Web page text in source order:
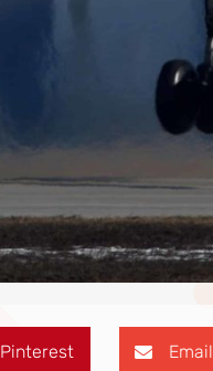
Pinterest Email